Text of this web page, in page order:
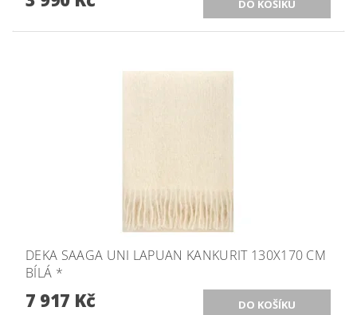
DEKA SAAGA UNI LAPUAN KANKURIT 130X170 CM
BÍLÁ *
7 917 Kč